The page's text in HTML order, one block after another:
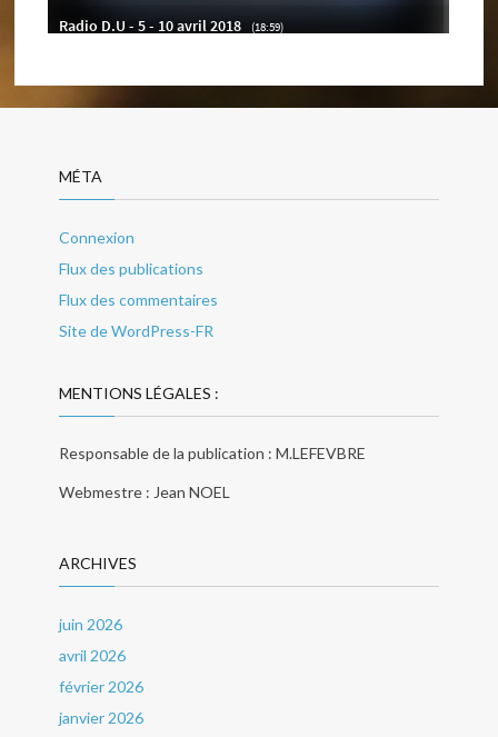
MÉTA
Connexion
Flux des publications
Flux des commentaires
Site de WordPress-FR
MENTIONS LÉGALES :
Responsable de la publication : M.LEFEVBRE
Webmestre : Jean NOEL
ARCHIVES
juin 2026
avril 2026
février 2026
janvier 2026